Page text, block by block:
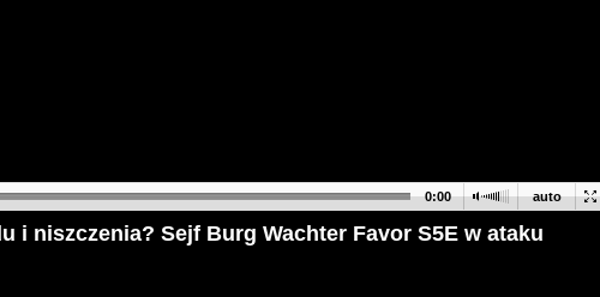
auto
0:00
i niszczenia? Sejf Burg Wachter Favor S5E w ataku